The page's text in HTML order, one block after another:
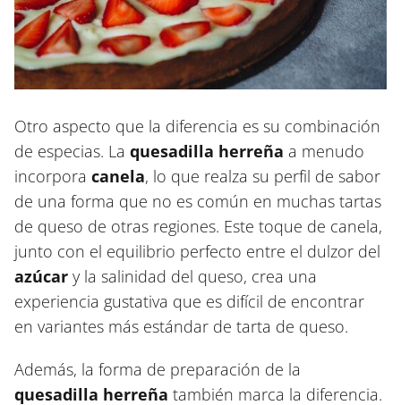
Otro aspecto que la diferencia es su combinación
de especias. La quesadilla herreña a menudo
incorpora canela, lo que realza su perfil de sabor
de una forma que no es común en muchas tartas
de queso de otras regiones. Este toque de canela,
junto con el equilibrio perfecto entre el dulzor del
azúcar y la salinidad del queso, crea una
experiencia gustativa que es difícil de encontrar
en variantes más estándar de tarta de queso.
Además, la forma de preparación de la
quesadilla herreña también marca la diferencia.